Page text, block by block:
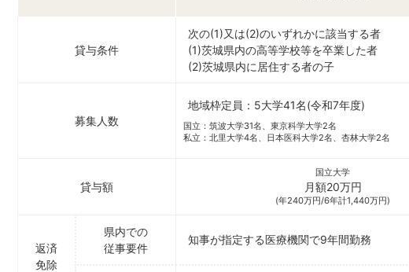
貸与条件
次の(1)又は(2)のいずれかに該当する者
(1)茨城県内の高等学校等を卒業した者
(2)茨城県内に居住する者の子
募集人数
地域枠定員： 5大学41名(令和7年度)
国立：筑波大学31名、東京科学大学2名
私立：北里大学4名、日本医科大学2名、杏林大学2名
貸与額
国立大学
月額20万円
(年240万円/6年計1,440万円)
返済
免除
県内での
従事要件
知事が指定する医療機関で9年間勤務